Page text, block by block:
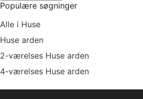
Populære søgninger
Alle i Huse
Huse arden
2-værelses Huse arden
4-værelses Huse arden